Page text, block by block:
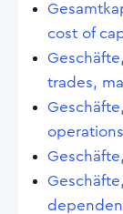
cost of
trades,